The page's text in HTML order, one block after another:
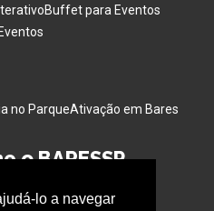
lo a navegar
Buffet para Eventos
no ParqueAtivação em Bares
o BARESSP